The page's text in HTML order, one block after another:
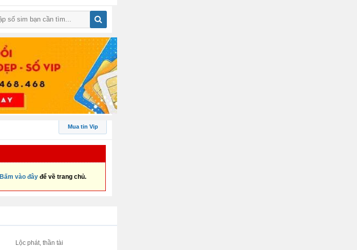
Mua tin Vip
Bấm vào đây để về trang chủ.
Lộc phát, thần tài